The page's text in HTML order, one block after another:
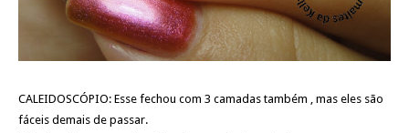
CALEIDOSCÓPIO: Esse fechou com 3 camadas também , mas eles são
fáceis demais de passar.